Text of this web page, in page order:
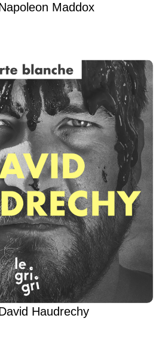
Maddox
Haudrechy